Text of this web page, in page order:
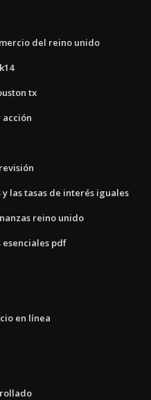
del reino unido
tx
acción
las tasas de interés iguales
reino unido
pdf
en línea